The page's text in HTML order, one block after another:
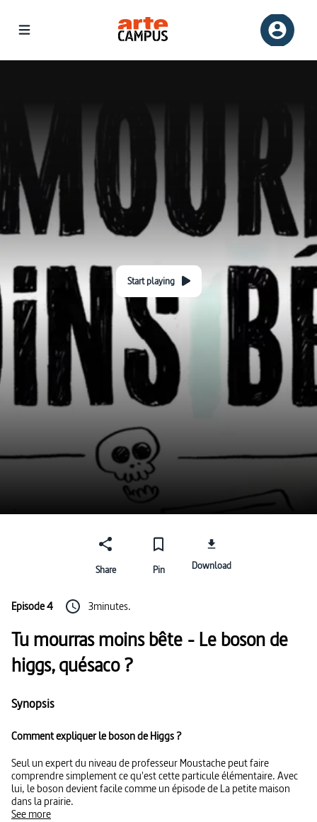
Start playing
Share Pin Download
Episode 4 3minutes.
Tu mourras moins bête - Le boson de
higgs, quésaco ?
Synopsis
Comment expliquer le boson de Higgs ?
Seul un expert du niveau de professeur Moustache peut faire
comprendre simplement ce qu'est cette particule élémentaire. Avec
lui, le boson devient facile comme un épisode de La petite maison
dans la prairie.
See more